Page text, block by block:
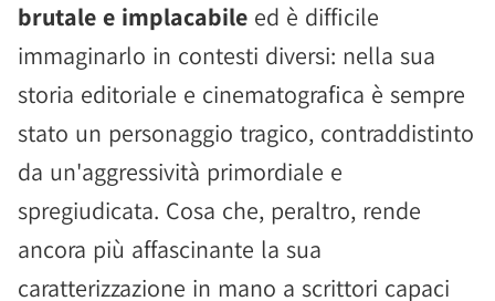
brutale e implacabile ed è difficile
immaginarlo in contesti diversi: nella sua
storia editoriale e cinematografica è sempre
stato un personaggio tragico, contraddistinto
da un'aggressività primordiale e
spregiudicata. Cosa che, peraltro, rende
ancora più affascinante la sua
caratterizzazione in mano a scrittori capaci